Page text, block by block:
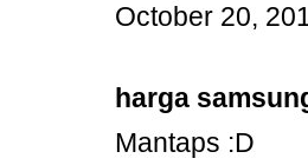
October 20,
harga
Mantaps :D